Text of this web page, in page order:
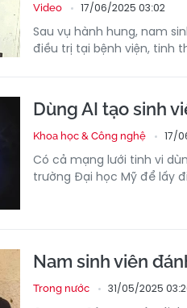
Video 17/06/2025 03:02
Sau vụ hành hung, nam
điều trị tại bệnh viện, tinh
Dùng AI tạo sinh
Khoa học & Công nghệ 17/
Có cả mạng lưới tinh vi
trường Đại học Mỹ để lấy
Nam sinh viên
Trong nước 31/05/2025